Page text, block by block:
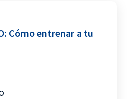
Cómo entrenar a tu